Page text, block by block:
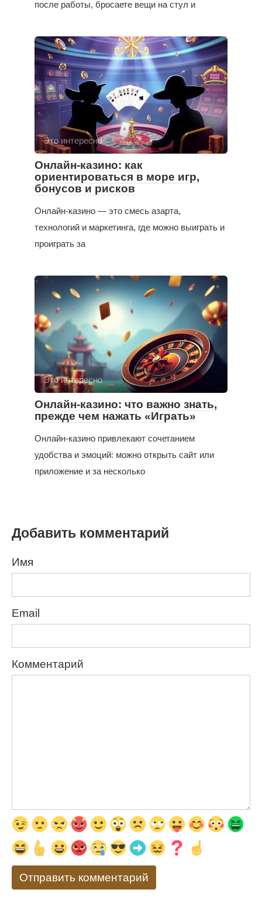
после работы, бросаете вещи на стул и
Это интересно
Онлайн-казино: как
ориентироваться в море игр,
бонусов и рисков
Онлайн-казино — это смесь азарта,
технологий и маркетинга, где можно выиграть и
проиграть за
Это интересно
Онлайн-казино: что важно знать,
прежде чем нажать «Играть»
Онлайн-казино привлекают сочетанием
удобства и эмоций: можно открыть сайт или
приложение и за несколько
Добавить комментарий
Имя
Email
Комментарий